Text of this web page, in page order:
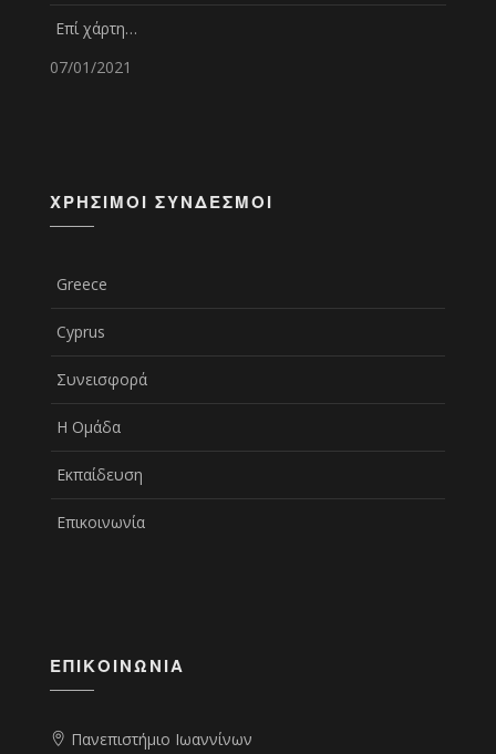
Επί χάρτη…
07/01/2021
ΧΡΉΣΙΜΟΙ ΣΎΝΔΕΣΜΟΙ
Greece
Cyprus
Συνεισφορά
Η Ομάδα
Εκπαίδευση
Επικοινωνία
ΕΠΙΚΟΙΝΩΝΊΑ
Πανεπιστήμιο Ιωαννίνων